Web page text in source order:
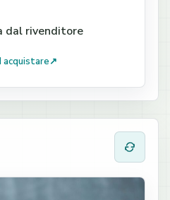
dal rivenditore
acquistare↗